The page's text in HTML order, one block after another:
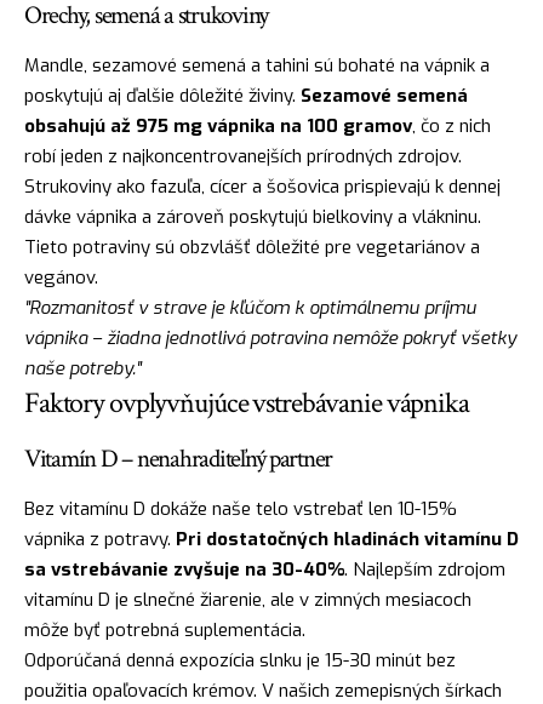
Orechy, semená a strukoviny
Mandle, sezamové semená a tahini sú bohaté na vápnik a
poskytujú aj ďalšie dôležité živiny. Sezamové semená
obsahujú až 975 mg vápnika na 100 gramov, čo z nich
robí jeden z najkoncentrovanejších prírodných zdrojov.
Strukoviny ako fazuľa, cícer a šošovica prispievajú k dennej
dávke vápnika a zároveň poskytujú bielkoviny a vlákninu.
Tieto potraviny sú obzvlášť dôležité pre vegetariánov a
vegánov.
"Rozmanitosť v strave je kľúčom k optimálnemu príjmu
vápnika – žiadna jednotlivá potravina nemôže pokryť všetky
naše potreby."
Faktory ovplyvňujúce vstrebávanie vápnika
Vitamín D – nenahraditeľný partner
Bez vitamínu D dokáže naše telo vstrebať len 10-15%
vápnika z potravy. Pri dostatočných hladinách vitamínu D
sa vstrebávanie zvyšuje na 30-40%. Najlepším zdrojom
vitamínu D je slnečné žiarenie, ale v zimných mesiacoch
môže byť potrebná suplementácia.
Odporúčaná denná expozícia slnku je 15-30 minút bez
použitia opaľovacích krémov. V našich zemepisných šírkach